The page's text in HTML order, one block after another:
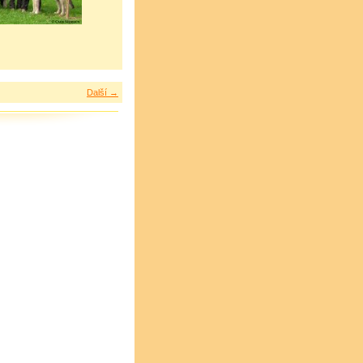
Další →